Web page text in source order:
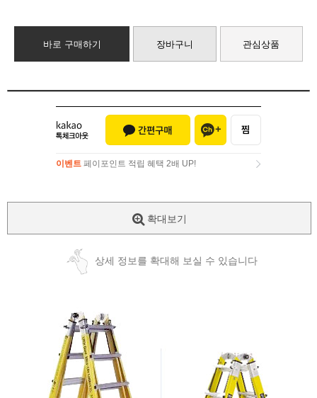
바로 구매하기 장바구니 관심상품
이벤트 페이포인트 적립 혜택 2배 UP!
확대보기
상세 정보를 확대해 보실 수 있습니다